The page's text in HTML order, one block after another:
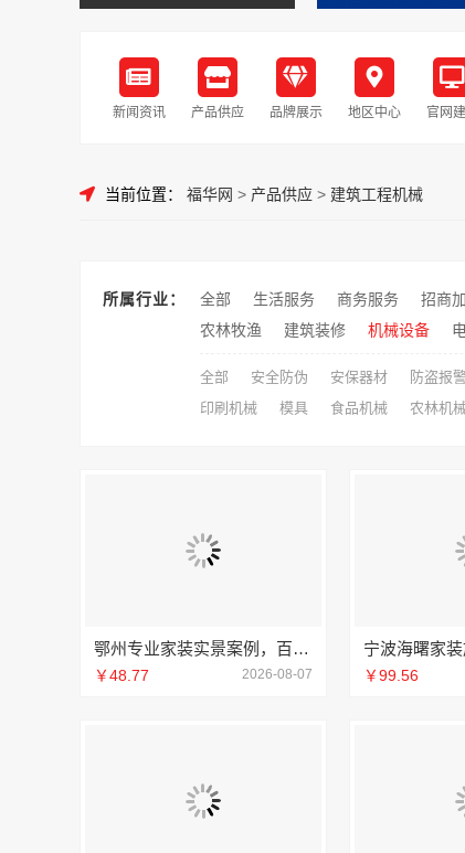
新闻资讯 产品供应 品牌展示 地区中心 官网
当前位置： 福华网 > 产品供应 > 建筑工程机械
所属行业： 全部 生活服务 商务服务 招商
农林牧渔
建筑装修 机械设备
全部 安全防伪 安保器材 防盗报警
印刷机械
模具 食品机械 农林机
鄂州专业家装实景案例，百年米莱见证品质之美
￥48.77 2026-08-07 ￥99.56